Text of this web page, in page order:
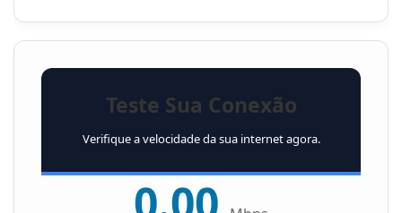
Experiência Mobile
Desgastante
Na web, tempo é dinheiro – ou melhor, é a
SEO crucial e um determinante direto da
Teste Sua Conexão
Verifique a velocidade da sua internet agora.